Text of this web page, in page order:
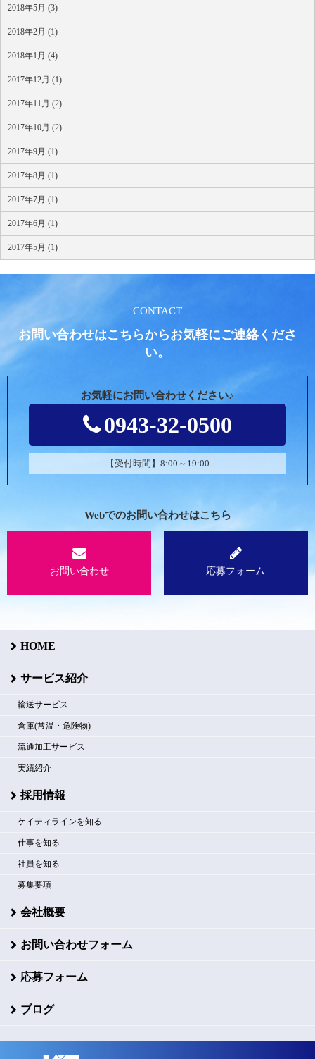
2018年5月 (3)
2018年2月 (1)
2018年1月 (4)
2017年12月 (1)
2017年11月 (2)
2017年10月 (2)
2017年9月 (1)
2017年8月 (1)
2017年7月 (1)
2017年6月 (1)
2017年5月 (1)
CONTACT
お問い合わせはこちらからお気軽にご連絡くださ
い。
お気軽にお問い合わせください♪
0943-32-0500
【受付時間】8:00～19:00
Webでのお問い合わせはこちら
お問い合わせ 応募フォーム
HOME
サービス紹介
輸送サービス
倉庫(常温・危険物)
流通加工サービス
実績紹介
採用情報
ケイティラインを知る
仕事を知る
社員を知る
募集要項
会社概要
お問い合わせフォーム
応募フォーム
ブログ